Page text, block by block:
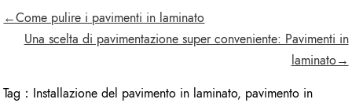
←Come pulire i pavimenti in laminato
Una scelta di pavimentazione super conveniente: Pavimenti in
laminato→
Tag： Installazione del pavimento in laminato, pavimento in